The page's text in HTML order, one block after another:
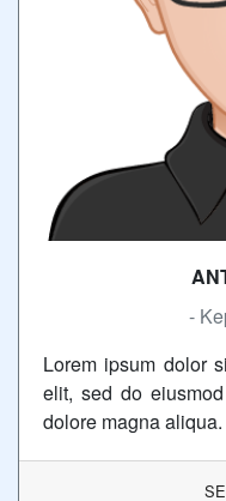
-
Lorem ipsum dolor
elit, sed do
dolore magna